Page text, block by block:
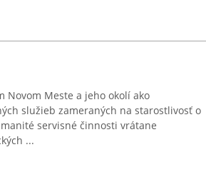
Novom Meste a jeho okolí ako
služieb zameraných na starostlivosť o
servisné činnosti vrátane
...